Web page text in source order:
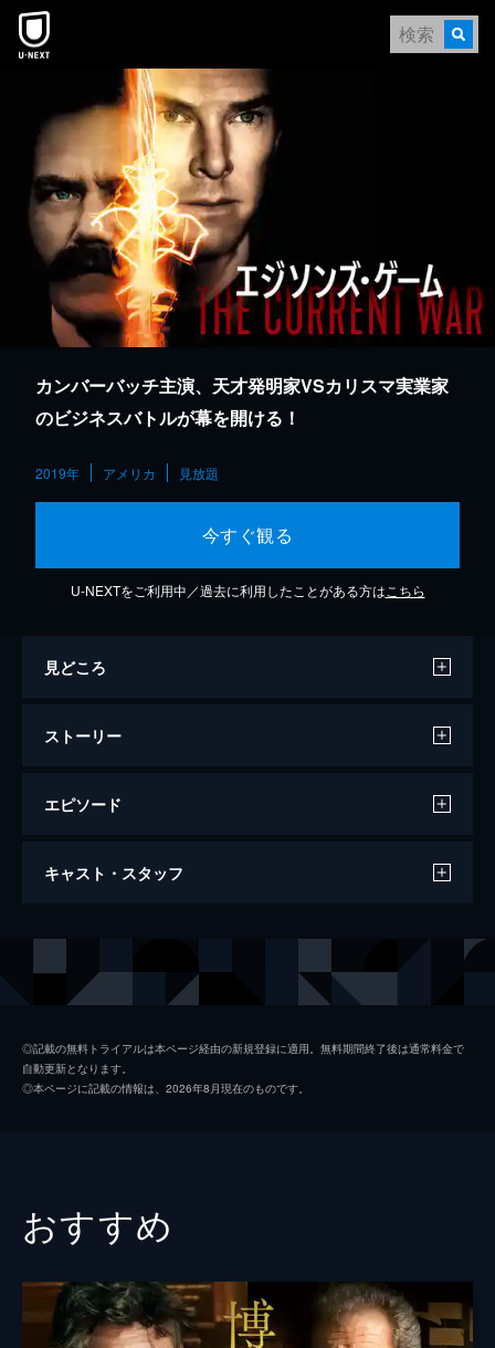
本文へスキップ
カンバーバッチ主演、天才発明家VSカリスマ実業家
のビジネスバトルが幕を開ける！
2019年 アメリカ 見放題
今すぐ観る
U-NEXTをご利用中／過去に利用したことがある方は こちら
見どころ
ストーリー
エピソード
エジソンズ・ゲーム
キャスト・スタッフ
マイケル・シャノン
監督 アルフォンソ・ゴメス＝レホン
脚本 マイケル・ミトニック
◎記載の無料トライアルは本ページ経由の新規登録に適用。無料期間終了後は通常料金で
自動更新となります。
◎本ページに記載の情報は、2026年8月現在のものです。
おすすめ